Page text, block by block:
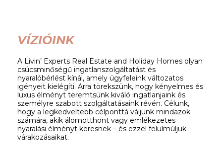
VÍZIÓINK
A Livin’ Experts Real Estate and Holiday Homes olyan
csúcsminőségű ingatlanszolgáltatást és
nyaralóbérlést kínál, amely ügyfeleink változatos
igényeit kielégíti. Arra törekszünk, hogy kényelmes és
luxus élményt teremtsünk kiváló ingatlanjaink és
személyre szabott szolgáltatásaink révén. Célunk,
hogy a legkedveltebb célponttá váljunk mindazok
számára, akik álomotthont vagy emlékezetes
nyaralási élményt keresnek – és ezzel felülmúljuk
várakozásaikat.